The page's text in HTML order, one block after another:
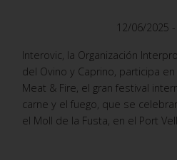
12/06/2025
Interovic, la Organización
del Ovino y Caprino, participa
Meat & Fire, el gran festival
carne y el fuego, que se
el Moll de la Fusta, en el Port